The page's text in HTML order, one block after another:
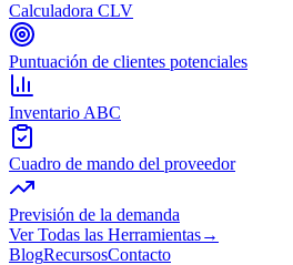
Calculadora CLV
Puntuación de clientes potenciales
Inventario ABC
Cuadro de mando del proveedor
Previsión de la demanda
Ver Todas las Herramientas→
BlogRecursosContacto